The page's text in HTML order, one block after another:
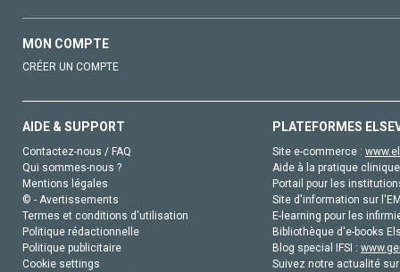
MON COMPTE
CRÉER UN COMPTE
AIDE & SUPPORT
Contactez-nous / FAQ
Qui sommes-nous ?
Mentions légales
© - Avertissements
Termes et conditions d'utilisation
Politique rédactionnelle
Politique publicitaire
Cookie settings
PLATEFORMES
Site e-commerce :
Aide à la pratique
Portail pour les
Site d'information sur
E-learning pour les
Bibliothèque d'e-books
Blog special IFSI :
Suivez notre actualité